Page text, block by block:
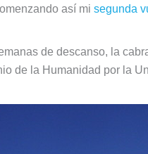
así mi segunda
de descanso, la
de la Humanidad por la